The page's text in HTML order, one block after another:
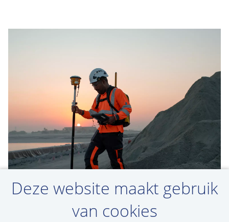
Deze website maakt gebruik
van cookies